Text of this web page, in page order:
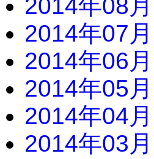
2014年08月
2014年07月
2014年06月
2014年05月
2014年04月
2014年03月